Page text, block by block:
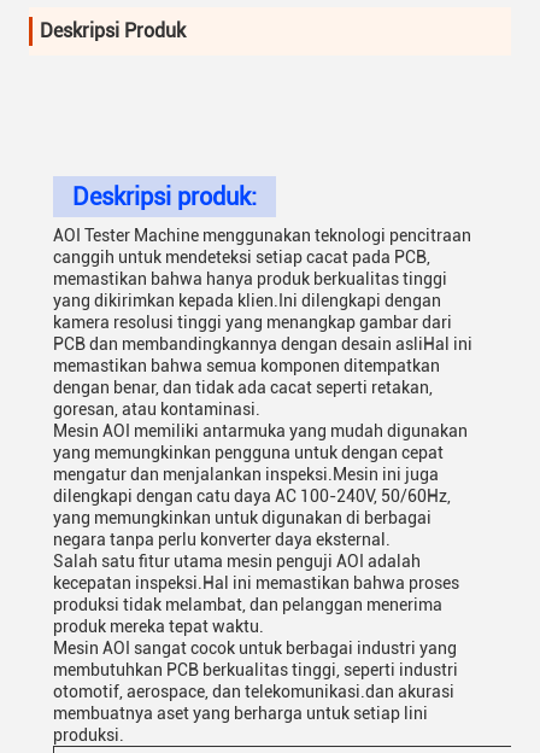
Deskripsi Produk
Deskripsi produk:
AOI Tester Machine menggunakan teknologi pencitraan
canggih untuk mendeteksi setiap cacat pada PCB,
memastikan bahwa hanya produk berkualitas tinggi
yang dikirimkan kepada klien.Ini dilengkapi dengan
kamera resolusi tinggi yang menangkap gambar dari
PCB dan membandingkannya dengan desain asliHal ini
memastikan bahwa semua komponen ditempatkan
dengan benar, dan tidak ada cacat seperti retakan,
goresan, atau kontaminasi.
Mesin AOI memiliki antarmuka yang mudah digunakan
yang memungkinkan pengguna untuk dengan cepat
mengatur dan menjalankan inspeksi.Mesin ini juga
dilengkapi dengan catu daya AC 100-240V, 50/60Hz,
yang memungkinkan untuk digunakan di berbagai
negara tanpa perlu konverter daya eksternal.
Salah satu fitur utama mesin penguji AOI adalah
kecepatan inspeksi.Hal ini memastikan bahwa proses
produksi tidak melambat, dan pelanggan menerima
produk mereka tepat waktu.
Mesin AOI sangat cocok untuk berbagai industri yang
membutuhkan PCB berkualitas tinggi, seperti industri
otomotif, aerospace, dan telekomunikasi.dan akurasi
membuatnya aset yang berharga untuk setiap lini
produksi.